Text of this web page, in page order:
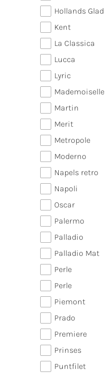
Hollands Glad
Kent
La Classica
Lucca
Lyric
Mademoiselle
Martin
Merit
Metropole
Moderno
Napels retro
Napoli
Oscar
Palermo
Palladio
Palladio Mat
Perle
Perle
Piemont
Prado
Premiere
Prinses
Puntfilet